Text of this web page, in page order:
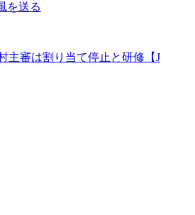
を送る
主審は割り当て停止と研修【J